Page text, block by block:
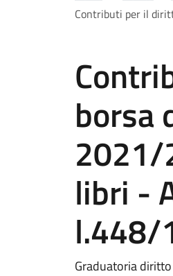
Contributi per il
borsa
2021/
libri -
l.448/
Graduatoria